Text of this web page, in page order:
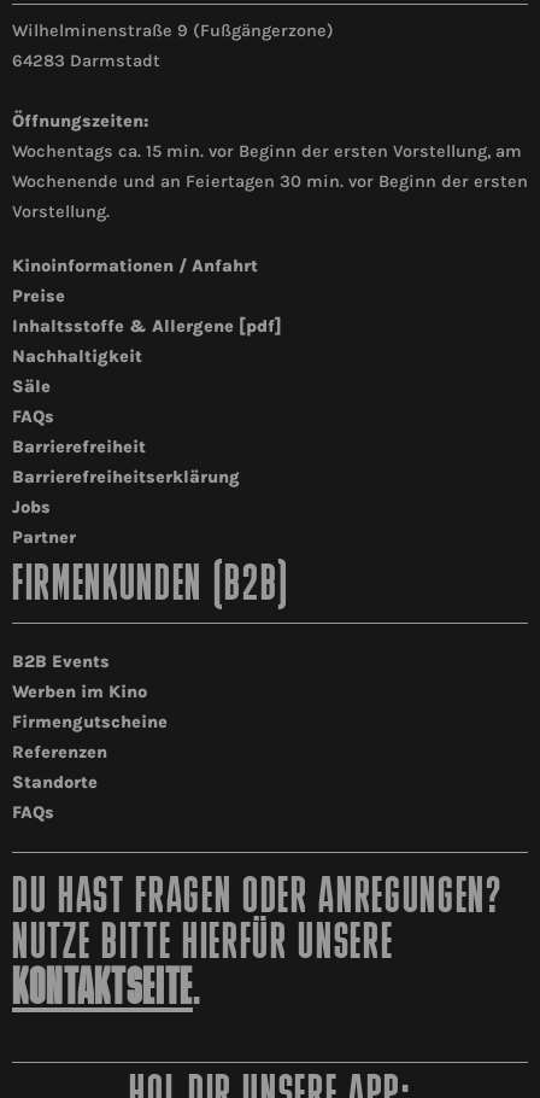
Wilhelminenstraße 9 (Fußgängerzone)
64283 Darmstadt
Öffnungszeiten:
Wochentags ca. 15 min. vor Beginn der ersten Vorstellung, am
Wochenende und an Feiertagen 30 min. vor Beginn der ersten
Vorstellung.
Kinoinformationen / Anfahrt
Preise
Inhaltsstoffe & Allergene [pdf]
Nachhaltigkeit
Säle
FAQs
Barrierefreiheit
Barrierefreiheitserklärung
Jobs
Partner
FIRMENKUNDEN (B2B)
B2B Events
Werben im Kino
Firmengutscheine
Referenzen
Standorte
FAQs
DU HAST FRAGEN ODER ANREGUNGEN?
NUTZE BITTE HIERFÜR UNSERE
KONTAKTSEITE.